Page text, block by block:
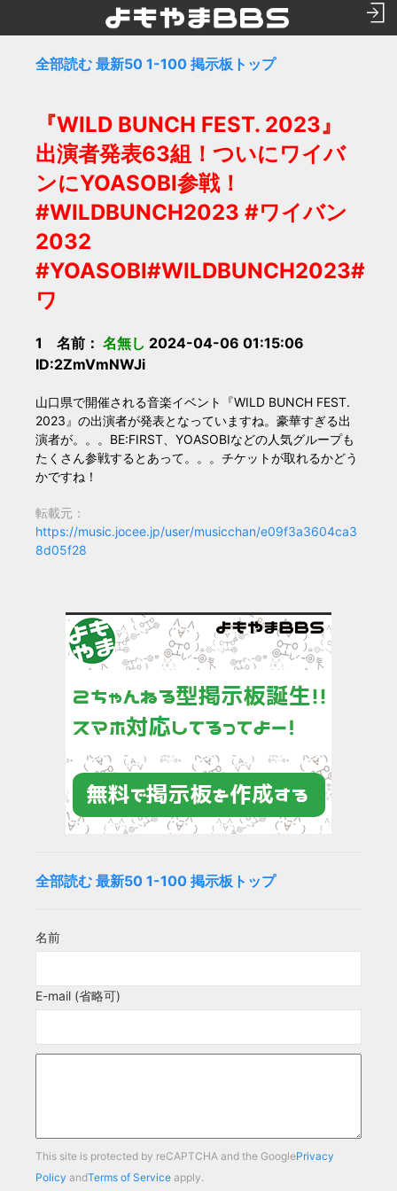
全部読む 最新50 1-100 掲示板トップ
『WILD BUNCH FEST. 2023』
出演者発表63組！ついにワイバ
ンにYOASOBI参戦！
#WILDBUNCH2023 #ワイバン
2032
#YOASOBI#WILDBUNCH2023#
ワ
1 名前： 名無し 2024-04-06 01:15:06
ID:2ZmVmNWJi
山口県で開催される音楽イベント『WILD BUNCH FEST.
2023』の出演者が発表となっていますね。豪華すぎる出
演者が。。。BE:FIRST、YOASOBIなどの人気グループも
たくさん参戦するとあって。。。チケットが取れるかどう
かですね！
転載元：
https://music.jocee.jp/user/musicchan/e09f3a3604ca3
8d05f28
全部読む 最新50 1-100 掲示板トップ
名前
E-mail (省略可)
This site is protected by reCAPTCHA and the GooglePrivacy
Policy andTerms of Service apply.